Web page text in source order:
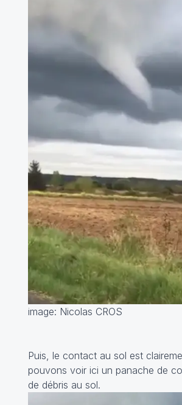
image: Nicolas CROS
Puis, le contact au sol est
pouvons voir ici un panache de
de débris au sol.